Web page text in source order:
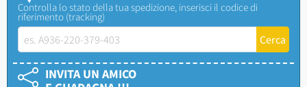
Controlla lo stato della tua spedizione, inserisci il codice di
riferimento (tracking)
INVITA UN AMICO